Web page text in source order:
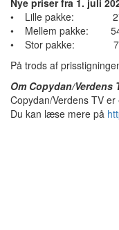
Nye priser fra 1. juli
• Lille pakke: 276
• Mellem pakke: 546
• Stor pakke: 720
På trods af
Om Copydan/Verdens
Copydan/Verdens TV
Du kan læse mere på